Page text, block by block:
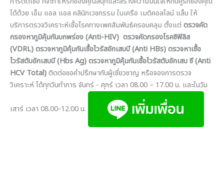
ได้ด้วย เอ็ม แอล แอล คลินิกเวชกรรม ในเครือ เมดิคอลไลน์ แล็บ ให้
บริการตรวจวิเคราะห์เชื้อโรคทางเพศสัมพันธ์ครอบคลุม ตั้งแต่ ตรวจคัด
กรองหาภูมิคุ้มกันบกพร่อง (Anti-HIV) ตรวจคัดกรองโรคซิฟิลิส
(VDRL) ตรวจหาภูมิคุ้มกันเชื้อไวรัสอักเสบบี (Anti HBs) ตรวจหาเชื้อ
ไวรัสตับอักเสบบี (Hbs Ag) ตรวจหาภูมิคุ้มกันเชื้อไวรัสตับอักเสบ ซี (Anti
HCV Total)ติดต่อขอคำปรึกษากับผู้เชี่ยวชาญ หรือจองการตรวจ
วิเคราะห์ ได้ทุกวันทำการ จันทร์ - ศุกร์ เวลา 08.00 – 17.00 น. และในวัน
เสาร์ เวลา 08.00-12.00 น.